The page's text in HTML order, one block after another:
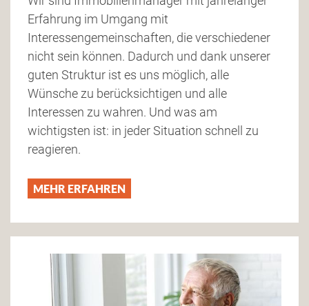
Erfahrung im Umgang mit
Interessengemeinschaften, die verschiedener
nicht sein können. Dadurch und dank unserer
guten Struktur ist es uns möglich, alle
Wünsche zu berücksichtigen und alle
Interessen zu wahren. Und was am
wichtigsten ist: in jeder Situation schnell zu
reagieren.
MEHR ERFAHREN